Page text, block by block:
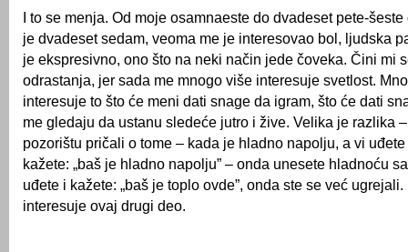
I to se menja. Od moje osamnaeste do dvadeset pete-
je dvadeset sedam, veoma me je interesovao bol, ljudska
je ekspresivno, ono što na neki način jede čoveka. Čini mi
odrastanja, jer sada me mnogo više interesuje svetlost.
interesuje to što će meni dati snage da igram, što će dati
me gledaju da ustanu sledeće jutro i žive. Velika je razlika
pozorištu pričali o tome – kada je hladno napolju, a vi
kažete: „baš je hladno napolju” – onda unesete hladnoću
uđete i kažete: „baš je toplo ovde”, onda ste se već
interesuje ovaj drugi deo.